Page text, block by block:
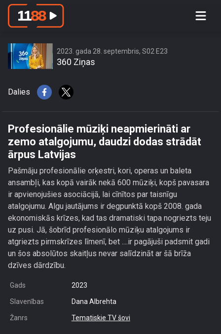
Profesionālie mūziķi neapmierināti ar
2023. gada 28. septembris, S02 E23
360 Ziņas
Dalies
Profesionālie mūziķi neapmierināti ar
zemo atalgojumu, daudzi dodas strādāt
ārpus Latvijas
Pašmāju profesionālie orķestri, kori, operas un baleta
ansambļi, kas kopā vairāk nekā 600 mūziķi, kopš pavasara
ir apvienojušies asociācijā, lai cīnītos par taisnīgu
atalgojumu. Algu jautājums ir degpunktā kopš 2008. gada
ekonomiskās krīzes, kad tas dramatiski tapa nogriezts teju
uz pusi. Jā, šobrīd profesionālo mūziķu atalgojums ir
atgriezts pirmskrīzes līmenī, bet ....ir pagājuši padsmit gadi
un šos absolūtos skaitļus nevar salīdzināt ar šā brīža
dzīves dārdzību.
Gads 2023
Slavenības Dana Albrehta
Žanrs Tematiskie TV šovi